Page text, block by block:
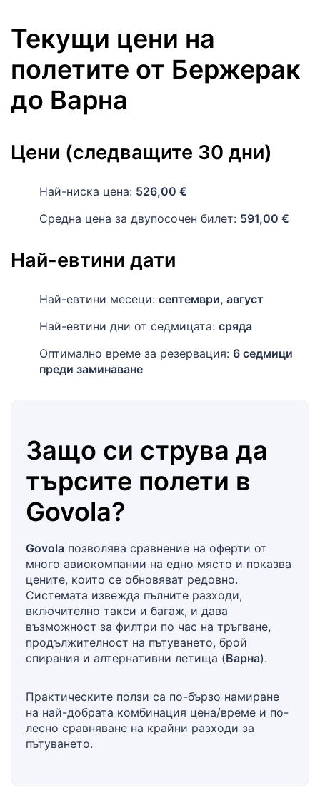
Текущи цени на
полетите от Бержерак
до Варна
Цени (следващите 30 дни)
Най-ниска цена: 526,00 €
Средна цена за двупосочен билет: 591,00 €
Най-евтини дати
Най-евтини месеци: септември, август
Най-евтини дни от седмицата: сряда
Оптимално време за резервация: 6 седмици
преди заминаване
Защо си струва да
търсите полети в
Govola?
Govola позволява сравнение на оферти от
много авиокомпании на едно място и показва
цените, които се обновяват редовно.
Системата извежда пълните разходи,
включително такси и багаж, и дава
възможност за филтри по час на тръгване,
продължителност на пътуването, брой
спирания и алтернативни летища (Варна).
Практическите ползи са по-бързо намиране
на най-добрата комбинация цена/време и по-
лесно сравняване на крайни разходи за
пътуването.